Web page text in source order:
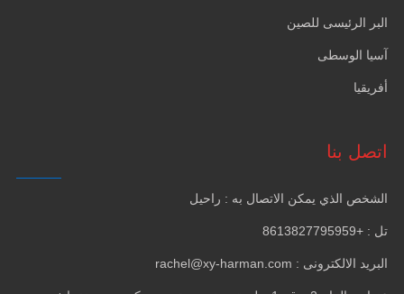
البر الرئيسى للصين
آسيا الوسطى
أفريقيا
اتصل بنا
الشخص الذي يمكن الاتصال به : راحيل
تل : +8613827795959
البريد الالكترونى : rachel@xy-harman.com